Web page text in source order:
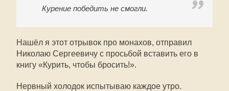
Курение победить не смогли.
Нашёл я этот отрывок про монахов, отправил
Николаю Сергеевичу с просьбой вставить его в
книгу «Курить, чтобы бросить!».
Нервный холодок испытываю каждое утро.